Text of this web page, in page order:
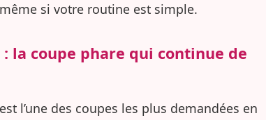
si votre routine est simple.
la coupe phare qui continue de
est l’une des coupes les plus demandées en